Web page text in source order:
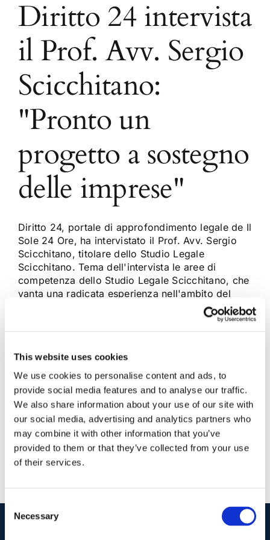
This website uses cookies
We use cookies to personalise content and ads, to
provide social media features and to analyse our traffic.
We also share information about your use of our site with
our social media, advertising and analytics partners who
may combine it with other information that you’ve
provided to them or that they’ve collected from your use
of their services.
Consent
Selection
Necessary
Diritto 24 intervista
il Prof. Avv. Sergio
Scicchitano:
"Pronto un
progetto a sostegno
delle imprese"
Diritto 24, portale di approfondimento legale de Il
Sole 24 Ore, ha intervistato il Prof. Avv. Sergio
Scicchitano, titolare dello Studio Legale
Scicchitano. Tema dell'intervista le aree di
competenza dello Studio Legale Scicchitano, che
vanta una radicata esperienza nell'ambito del
25 Febbraio 2020 | Articoli,News
Commenti
Continua a leggere